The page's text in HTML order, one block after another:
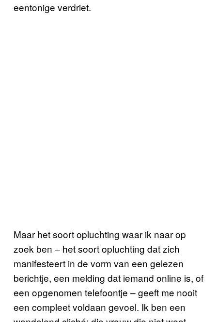
eentonige verdriet.
Maar het soort opluchting waar ik naar op
zoek ben – het soort opluchting dat zich
manifesteert in de vorm van een gelezen
berichtje, een melding dat iemand online is, of
een opgenomen telefoontje – geeft me nooit
een compleet voldaan gevoel. Ik ben een